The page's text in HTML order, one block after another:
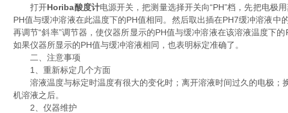
打开Horiba酸度计电源开关，把测量选择开关向“PH”档，先把电极
PH值与缓冲溶液在此温度下的PH值相同。然后取出插在PH7缓冲溶液中
再调节“斜率”调节器，使仪器所显示的PH值与缓冲溶液在该溶液温度下
如果仪器所显示的PH值与缓冲溶液相同，也表明标定准确了。
二、注意事项
1、重新标定几个方面
溶液温度与标定时温度有很大的变化时；离开溶液时间过久的电极；
机溶液之后。
2、仪器维护